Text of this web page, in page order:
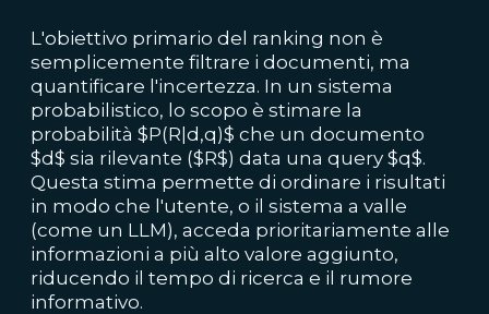
L'obiettivo primario del ranking non è
semplicemente filtrare i documenti, ma
quantificare l'incertezza. In un sistema
probabilistico, lo scopo è stimare la
probabilità $P(R|d,q)$ che un documento
$d$ sia rilevante ($R$) data una query $q$.
Questa stima permette di ordinare i risultati
in modo che l'utente, o il sistema a valle
(come un LLM), acceda prioritariamente alle
informazioni a più alto valore aggiunto,
riducendo il tempo di ricerca e il rumore
informativo.